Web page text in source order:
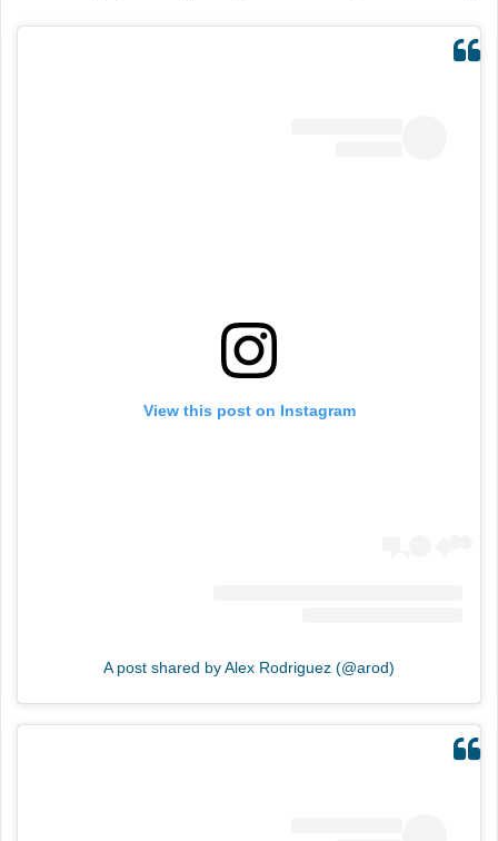
View this post on Instagram
A post shared by Alex Rodriguez (@arod)